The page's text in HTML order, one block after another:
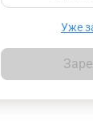
Уже